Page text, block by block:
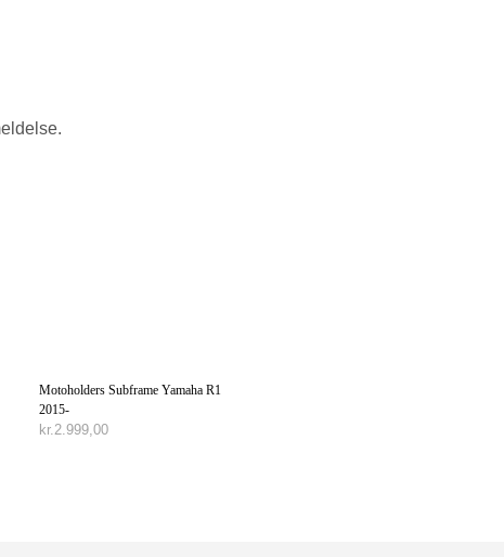
Motoholders Subframe Yamaha R1
2015-
kr.2.999,00